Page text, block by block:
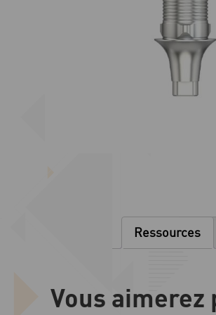
Ressources
Vous